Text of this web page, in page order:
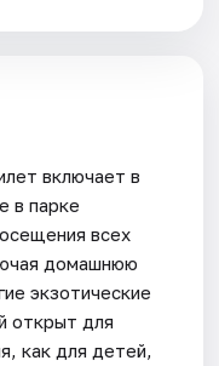
включает в
в парке
всех
домашнюю
экзотические
открыт для
как для детей,